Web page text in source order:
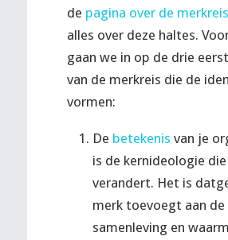
de pagina over de merkreis
alles over deze haltes.
gaan we in op de drie
van de merkreis die de
vormen:
De betekenis van je
is de kernideologie
verandert. Het is
merk toevoegt aan de
samenleving en